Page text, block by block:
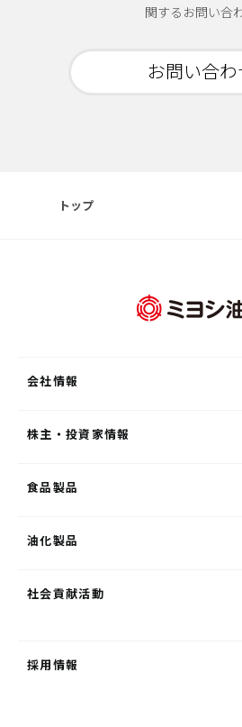
関するお問い合
お問い合わ
トップ
会社情報
株主・投資家情報
食品製品
油化製品
社会貢献活動
採用情報